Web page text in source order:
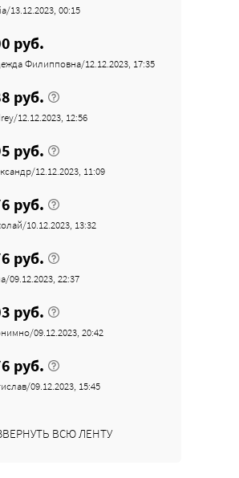
13.12.2023, 00:15
руб.
Филипповна/12.12.2023, 17:35
руб.
12.12.2023, 12:56
руб.
12.12.2023, 11:09
руб.
10.12.2023, 13:32
руб.
09.12.2023, 22:37
руб.
09.12.2023, 20:42
руб.
09.12.2023, 15:45
ВСЮ ЛЕНТУ